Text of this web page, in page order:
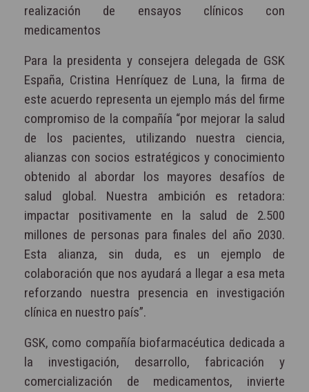
realización de ensayos clínicos con
medicamentos
Para la presidenta y consejera delegada de GSK
España, Cristina Henríquez de Luna, la firma de
este acuerdo representa un ejemplo más del firme
compromiso de la compañía “por mejorar la salud
de los pacientes, utilizando nuestra ciencia,
alianzas con socios estratégicos y conocimiento
obtenido al abordar los mayores desafíos de
salud global. Nuestra ambición es retadora:
impactar positivamente en la salud de 2.500
millones de personas para finales del año 2030.
Esta alianza, sin duda, es un ejemplo de
colaboración que nos ayudará a llegar a esa meta
reforzando nuestra presencia en investigación
clínica en nuestro país”.
GSK, como compañía biofarmacéutica dedicada a
la investigación, desarrollo, fabricación y
comercialización de medicamentos, invierte